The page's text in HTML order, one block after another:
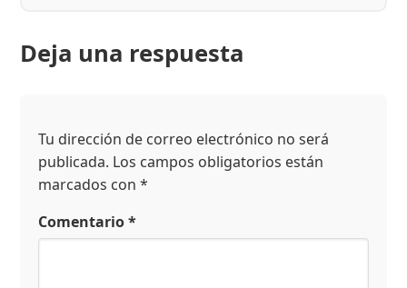
Deja una respuesta
Tu dirección de correo electrónico no será
publicada. Los campos obligatorios están
marcados con*
Comentario*